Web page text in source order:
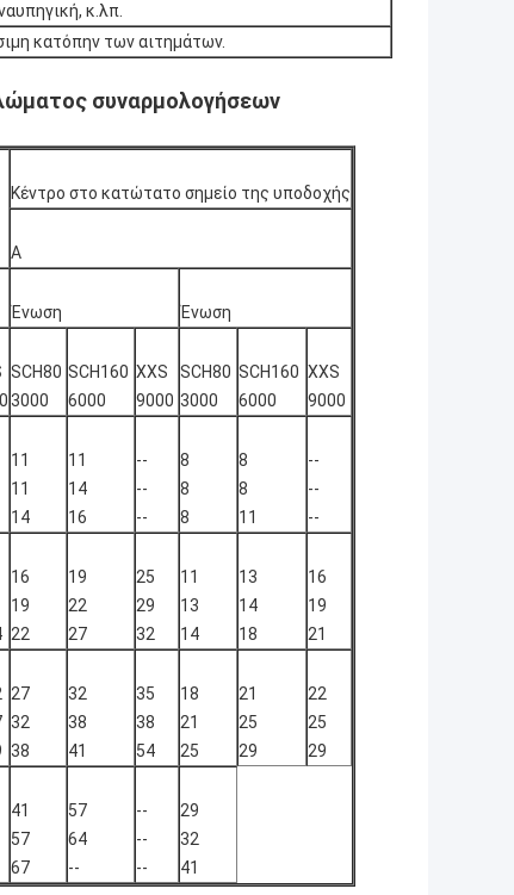
κ.λπ.
κατόπην των αιτημάτων.
συναρμολογήσεων
Κέντρο στο κατώτατο σημείο της υποδοχής
Α
Ένωση Ένωση
SCH80
3000
SCH160
6000
XXS
9000
SCH80
3000
SCH160
6000
XXS
9000
11
11
14
11
14
16
--
--
--
8
8
8
8
8
11
--
--
--
16
19
22
19
22
27
25
29
32
11
13
14
13
14
18
16
19
21
27
32
38
32
38
41
35
38
54
18
21
25
21
25
29
22
25
29
41
57
67
57
64
--
--
--
--
29
32
41